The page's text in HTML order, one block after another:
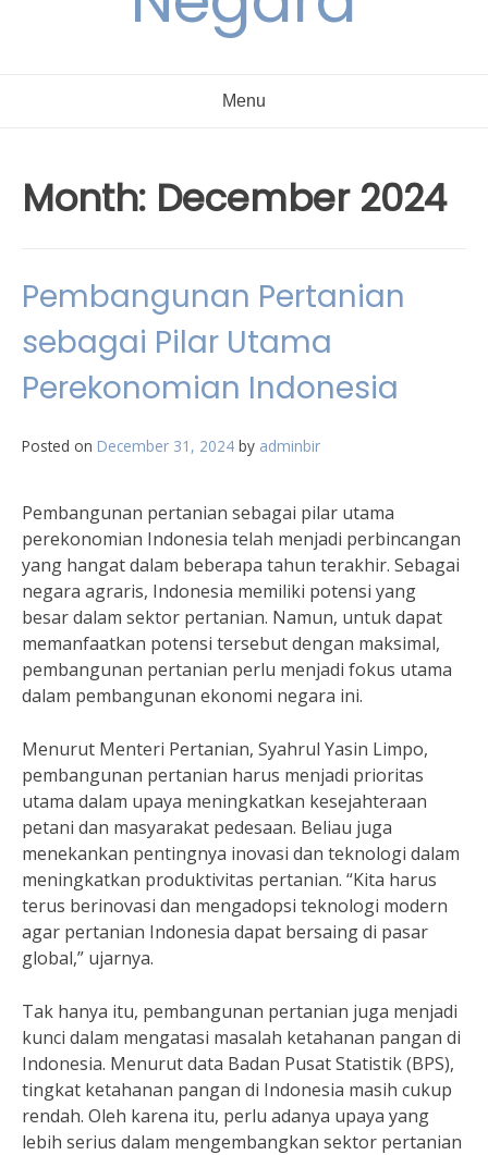
Menu
Month: December 2024
Pembangunan Pertanian
sebagai Pilar Utama
Perekonomian Indonesia
Posted on December 31, 2024 by adminbir
Pembangunan pertanian sebagai pilar utama
perekonomian Indonesia telah menjadi perbincangan
yang hangat dalam beberapa tahun terakhir. Sebagai
negara agraris, Indonesia memiliki potensi yang
besar dalam sektor pertanian. Namun, untuk dapat
memanfaatkan potensi tersebut dengan maksimal,
pembangunan pertanian perlu menjadi fokus utama
dalam pembangunan ekonomi negara ini.
Menurut Menteri Pertanian, Syahrul Yasin Limpo,
pembangunan pertanian harus menjadi prioritas
utama dalam upaya meningkatkan kesejahteraan
petani dan masyarakat pedesaan. Beliau juga
menekankan pentingnya inovasi dan teknologi dalam
meningkatkan produktivitas pertanian. “Kita harus
terus berinovasi dan mengadopsi teknologi modern
agar pertanian Indonesia dapat bersaing di pasar
global,” ujarnya.
Tak hanya itu, pembangunan pertanian juga menjadi
kunci dalam mengatasi masalah ketahanan pangan di
Indonesia. Menurut data Badan Pusat Statistik (BPS),
tingkat ketahanan pangan di Indonesia masih cukup
rendah. Oleh karena itu, perlu adanya upaya yang
lebih serius dalam mengembangkan sektor pertanian